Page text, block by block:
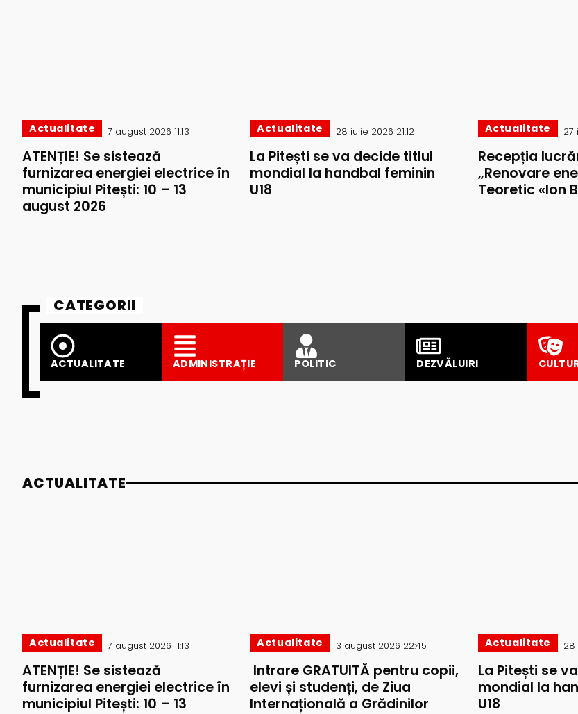
Actualitate 7 august 2026 11:13
ATENȚIE! Se sistează
furnizarea energiei electrice în
municipiul Pitești: 10 – 13
august 2026
Actualitate 28 iulie 2026 21:12
La Pitești se va decide titlul
mondial la handbal feminin
U18
Actualitate 27
Recepția
„Renovare
Teoretic «Ion
CATEGORII
ACTUALITATE ADMINISTRAȚIE POLITIC DEZVĂLUIRI
ACTUALITATE
Actualitate 7 august 2026 11:13
ATENȚIE! Se sistează
furnizarea energiei electrice în
municipiul Pitești: 10 – 13
Actualitate 3 august 2026 22:45
Intrare GRATUITĂ pentru copii,
elevi și studenți, de Ziua
Internațională a Grădinilor
Actualitate 28
La Pitești se
mondial la
U18